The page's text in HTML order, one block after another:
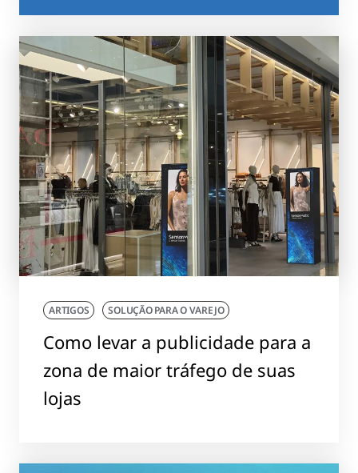
ARTIGOS SOLUÇÃO PARA O VAREJO
Como levar a publicidade para a
zona de maior tráfego de suas
lojas